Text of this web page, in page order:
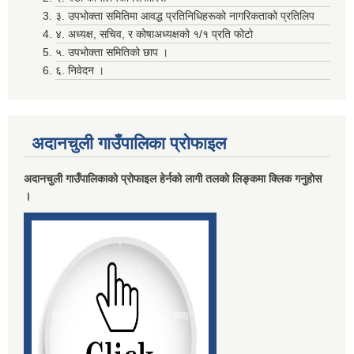
३. उपभोक्ता समितिमा आवद्ध प्रतिनिधिहरूको नागरिकताको प्रतिलिप
४. अध्यक्ष, सचिव, र कोषाअध्यक्षको १/१ प्रति फोटो
५. उपभोक्ता समितिको छाप ।
६. निवेदन ।
अदानचुली गाउँपालिका प्राेफाइल
अदानचुली गाउँपालिकाकाे प्राेफाइल हेर्नकाे लागी तलकाे लिङ्कमा क्लिक गनुहाेस
।